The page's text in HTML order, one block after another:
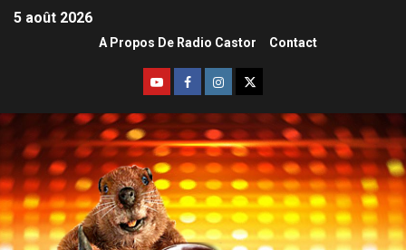
5 août 2026
A Propos De Radio Castor Contact